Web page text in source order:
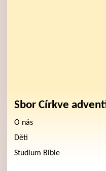
Sbor Církve
O nás
Děti
Studium Bible